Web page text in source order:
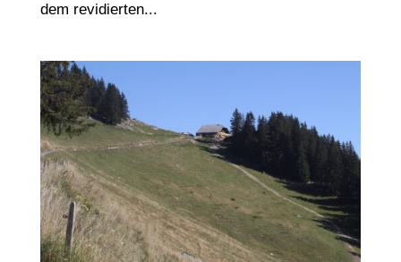
dem revidierten...